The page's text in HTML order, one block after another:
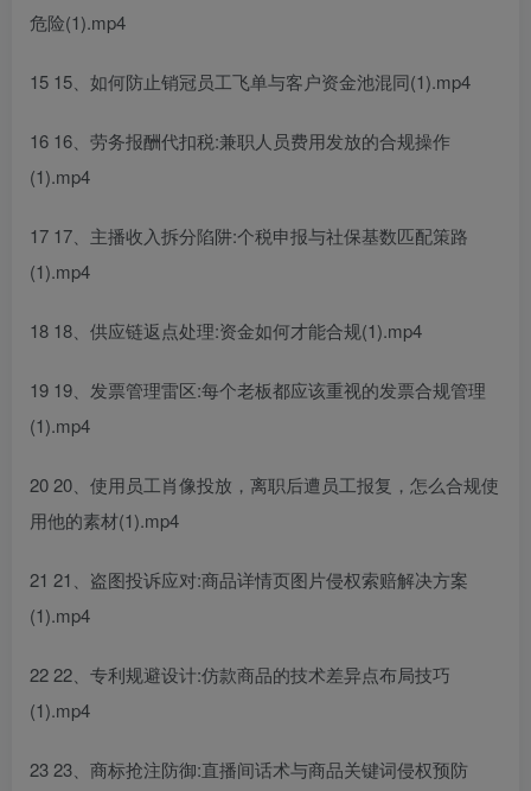
危险(1).mp4
15 15、如何防止销冠员工飞单与客户资金池混同(1).mp4
16 16、劳务报酬代扣税:兼职人员费用发放的合规操作
(1).mp4
17 17、主播收入拆分陷阱:个税申报与社保基数匹配策路
(1).mp4
18 18、供应链返点处理:资金如何才能合规(1).mp4
19 19、发票管理雷区:每个老板都应该重视的发票合规管理
(1).mp4
20 20、使用员工肖像投放，离职后遭员工报复，怎么合规使
用他的素材(1).mp4
21 21、盗图投诉应对:商品详情页图片侵权索赔解决方案
(1).mp4
22 22、专利规避设计:仿款商品的技术差异点布局技巧
(1).mp4
23 23、商标抢注防御:直播间话术与商品关键词侵权预防